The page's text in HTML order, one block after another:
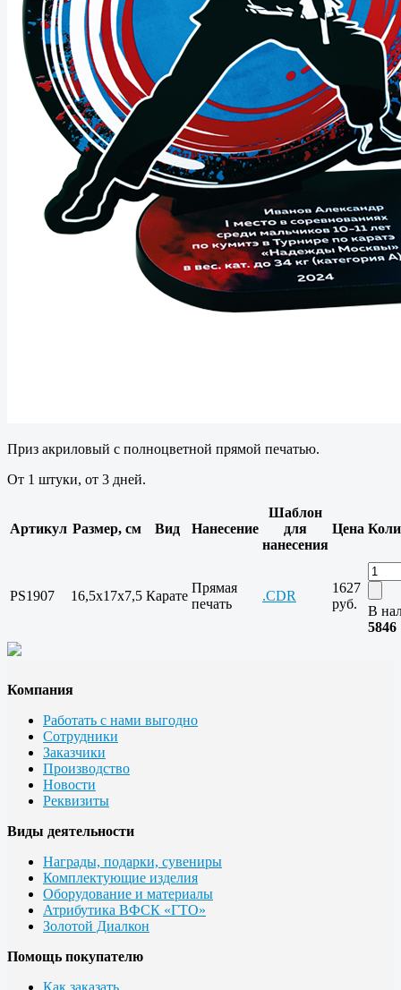
Приз акриловый с полноцветной прямой печатью.
От 1 штуки, от 3 дней.
Артикул Размер, см Вид Нанесение
Шаблон
для
нанесения
Цена
PS1907 16,5х17х7,5 Карате
Прямая
печать
.CDR
1627
руб.
В
5846
Компания
Работать с нами выгодно
Сотрудники
Заказчики
Производство
Новости
Реквизиты
Виды деятельности
Награды, подарки, сувениры
Комплектующие изделия
Оборудование и материалы
Атрибутика ВФСК «ГТО»
Золотой Диалкон
Помощь покупателю
Как заказать